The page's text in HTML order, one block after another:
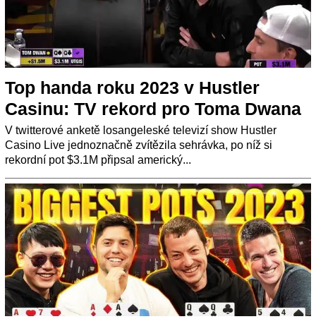
Top handa roku 2023 v Hustler
Casinu: TV rekord pro Toma Dwana
V twitterové anketě losangeleské televizí show Hustler
Casino Live jednoznačně zvítězila sehrávka, po níž si
rekordní pot $3.1M připsal americký...